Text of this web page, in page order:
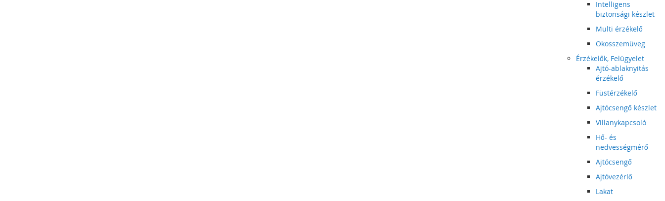
Intelligens
biztonsági készlet
Multi érzékelő
Okosszemüveg
Érzékelők, Felügyelet
Ajtó-ablaknyitás
érzékelő
Füstérzékelő
Ajtócsengő készlet
Villanykapcsoló
Hő- és
nedvességmérő
Ajtócsengő
Ajtóvezérlő
Lakat